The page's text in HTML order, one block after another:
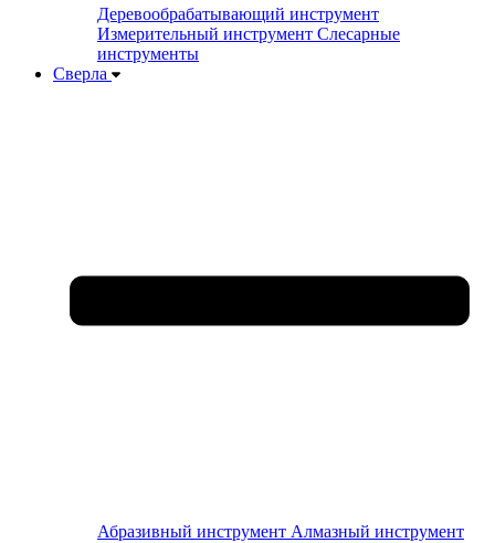
Деревообрабатывающий инструмент
Измерительный инструмент Слесарные
инструменты
Сверла
Абразивный инструмент Алмазный инструмент